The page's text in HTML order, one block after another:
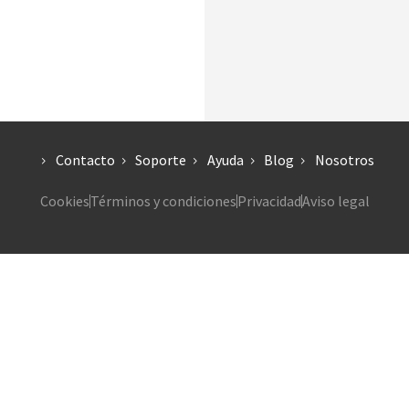
Contacto Soporte Ayuda Blog Nosotros
CookiesTérminos y condicionesPrivacidadAviso legal